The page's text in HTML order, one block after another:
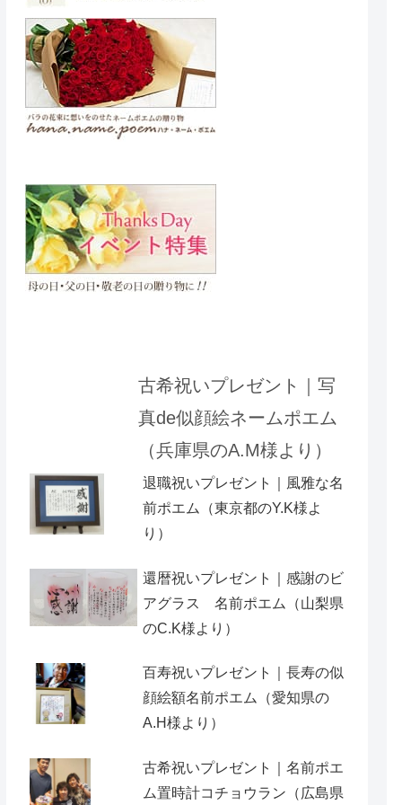
古希祝いプレゼント｜写
真de似顔絵ネームポエム
（兵庫県のA.M様より）
退職祝いプレゼント｜風雅な名
前ポエム（東京都のY.K様よ
り）
還暦祝いプレゼント｜感謝のビ
アグラス 名前ポエム（山梨県
のC.K様より）
百寿祝いプレゼント｜長寿の似
顔絵額名前ポエム（愛知県の
A.H様より ）
古希祝いプレゼント｜名前ポエ
ム置時計コチョウラン（広島県